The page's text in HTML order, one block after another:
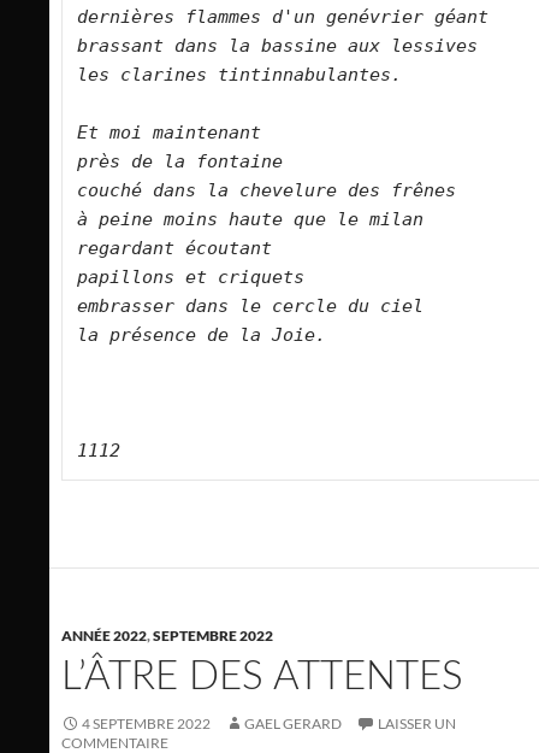
dernières flammes d'un genévrier géant
brassant dans la bassine aux lessives
les clarines tintinnabulantes.
Et moi maintenant
près de la fontaine
couché dans la chevelure des frênes
à peine moins haute que le milan
regardant écoutant
papillons et criquets
embrasser dans le cercle du ciel
la présence de la Joie.
1112
ANNÉE 2022,SEPTEMBRE 2022
L’ÂTRE DES ATTENTES
4 SEPTEMBRE 2022 GAEL GERARD
LAISSER UN
COMMENTAIRE